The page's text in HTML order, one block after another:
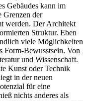
Gebäudes kann im
Grenzen der
werden. Der Architekt
Struktur. Eben
viele Möglichkeiten
Form-Bewusstsein. Von
und Wissenschaft.
Kunst oder Technik
in der neuen
für eine
nichts anderes als